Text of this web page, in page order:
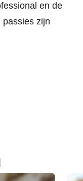
en de
passies zijn